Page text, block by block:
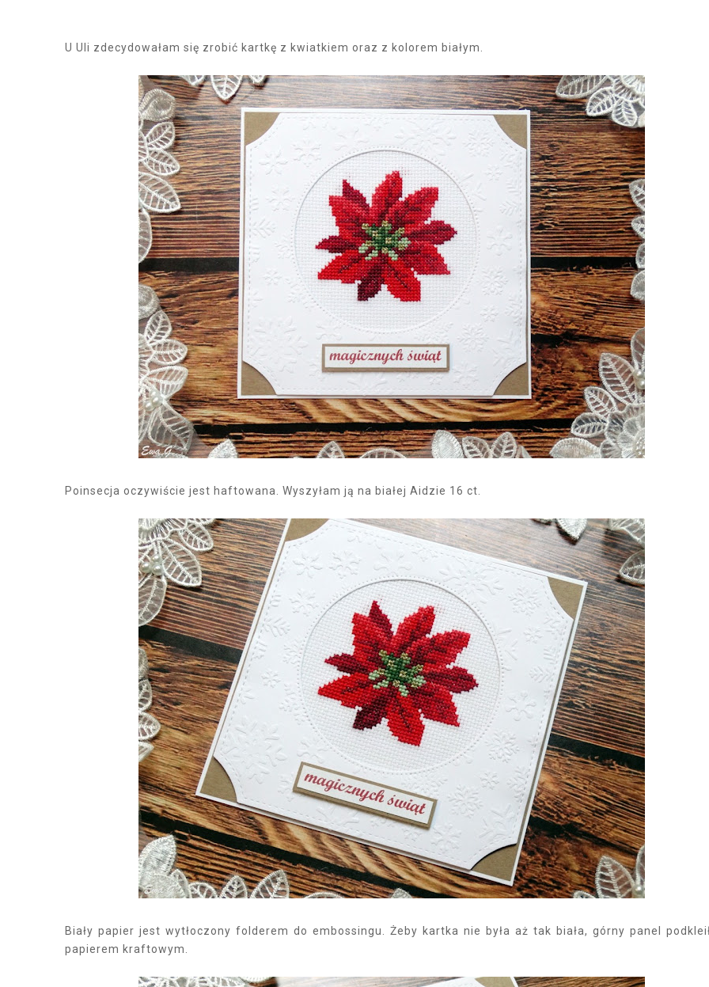
U Uli zdecydowałam się zrobić kartkę z kwiatkiem oraz z kolorem białym.
Poinsecja oczywiście jest haftowana. Wyszyłam ją na białej Aidzie 16 ct.
Biały papier jest wytłoczony folderem do embossingu. Żeby kartka nie była aż tak biała, górny panel
papierem kraftowym.